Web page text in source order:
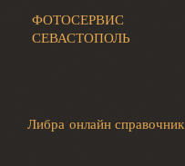
ФОТОСЕРВИС
СЕВАСТОПОЛЬ
Либра онлайн справочник